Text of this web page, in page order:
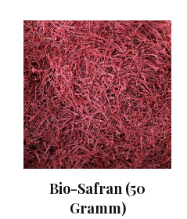
Bio-Safran (50
Gramm)